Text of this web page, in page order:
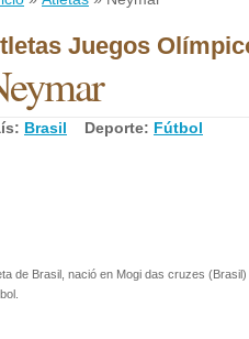
Juegos
Brasil Deporte: Fútbol
de Brasil, nació en Mogi das cruzes